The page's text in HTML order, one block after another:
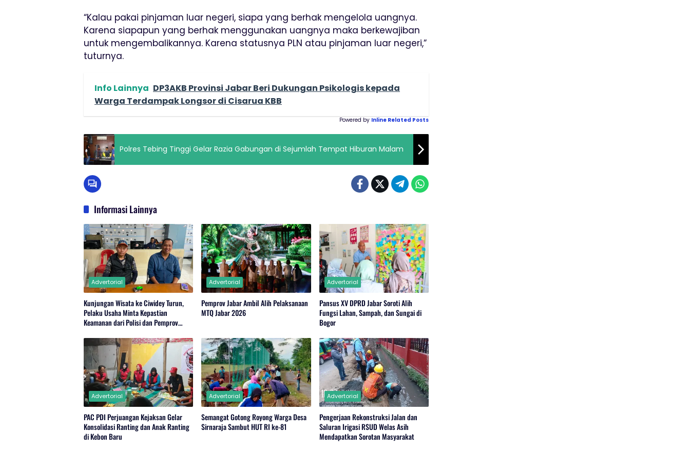
“Kalau pakai pinjaman luar negeri, siapa yang berhak mengelola uangnya.
Karena siapapun yang berhak menggunakan uangnya maka berkewajiban
untuk mengembalikannya. Karena statusnya PLN atau pinjaman luar negeri,”
tuturnya.
Info Lainnya DP3AKB Provinsi Jabar Beri Dukungan Psikologis kepada
Warga Terdampak Longsor di Cisarua KBB
Powered by Inline Related Posts
Polres Tebing Tinggi Gelar Razia Gabungan di Sejumlah Tempat Hiburan Malam
Informasi Lainnya
Advertorial
Kunjungan Wisata ke Ciwidey Turun,
Pelaku Usaha Minta Kepastian
Keamanan dari Polisi dan Pemprov
Advertorial
Pemprov Jabar Ambil Alih Pelaksanaan
MTQ Jabar 2026
Advertorial
Pansus XV DPRD Jabar Soroti Alih
Fungsi Lahan, Sampah, dan Sungai di
Bogor
Advertorial
PAC PDI Perjuangan Kejaksan Gelar
Konsolidasi Ranting dan Anak Ranting
di Kebon Baru
Advertorial
Semangat Gotong Royong Warga Desa
Sirnaraja Sambut HUT RI ke-81
Advertorial
Pengerjaan Rekonstruksi Jalan dan
Saluran Irigasi RSUD Welas Asih
Mendapatkan Sorotan Masyarakat